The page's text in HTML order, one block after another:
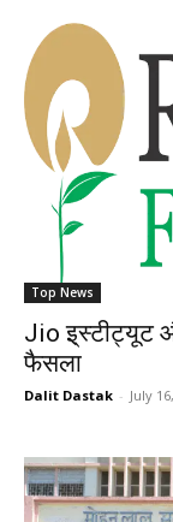
Top News
Jio इ्स्टीट्यूट
फैसला
Dalit Dastak - July